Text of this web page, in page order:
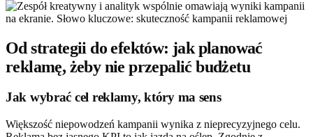
Od strategii do efektów: jak planować
reklamę, żeby nie przepalić budżetu
Jak wybrać cel reklamy, który ma sens
Większość niepowodzeń kampanii wynika z nieprecyzyjnego celu.